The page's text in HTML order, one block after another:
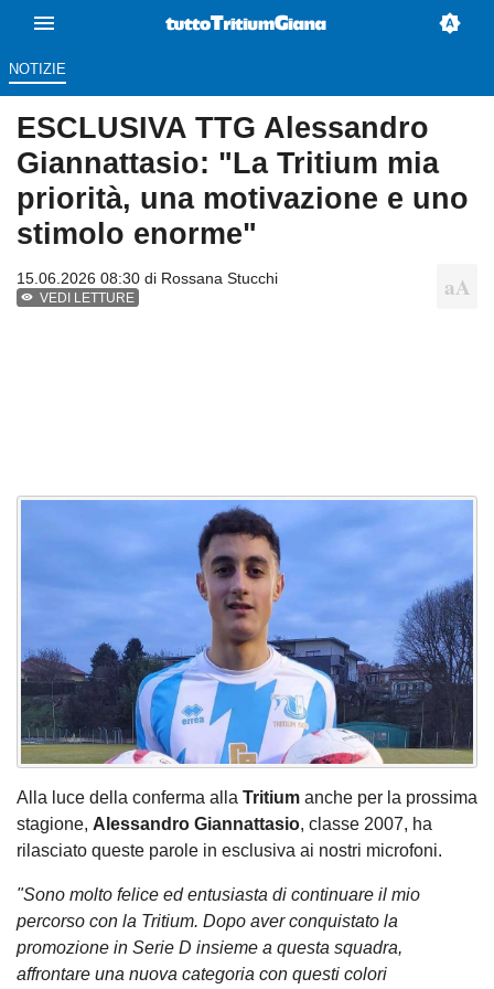
NOTIZIE
ESCLUSIVA TTG Alessandro
Giannattasio: "La Tritium mia
priorità, una motivazione e uno
stimolo enorme"
15.06.2026 08:30 di Rossana Stucchi
VEDI LETTURE
Alla luce della conferma alla Tritium anche per la prossima
stagione, Alessandro Giannattasio, classe 2007, ha
rilasciato queste parole in esclusiva ai nostri microfoni.
"Sono molto felice ed entusiasta di continuare il mio
percorso con la Tritium. Dopo aver conquistato la
promozione in Serie D insieme a questa squadra,
affrontare una nuova categoria con questi colori